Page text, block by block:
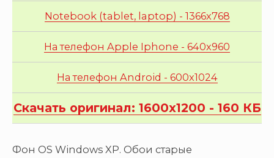
Скачать оригинал: 1600x1200 - 160 КБ
Notebook (tablet, laptop) - 1366x768
На телефон Apple Iphone - 640x960
На телефон Android - 600x1024
Фон OS Windows XP. Обои старые